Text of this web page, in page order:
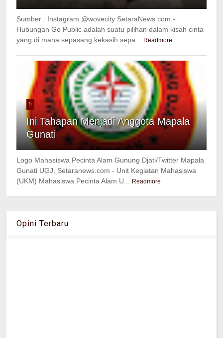
Sumber : Instagram @wovecity SetaraNews.com -
Hubungan Go Public adalah suatu pilihan dalam kisah cinta
yang di mana sepasang kekasih sepa...
Readmore
5
Ini Tahapan Menjadi Anggota Mapala
Gunati
Logo Mahasiswa Pecinta Alam Gunung Djati/Twitter Mapala
Gunati UGJ, Setaranews.com - Unit Kegiatan Mahasiswa
(UKM) Mahasiswa Pecinta Alam U...
Readmore
Opini Terbaru